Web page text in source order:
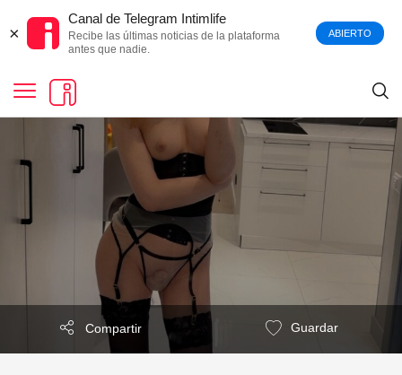
×
Canal de Telegram Intimlife
Recibe las últimas noticias de la plataforma
antes que nadie.
ABIERTO
Compartir Guardar